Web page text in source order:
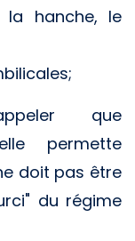
la hanche, le
que
permette
doit pas être
du régime